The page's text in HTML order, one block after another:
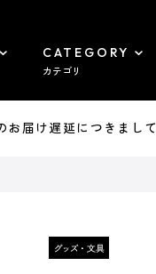
CATEGORY
カテゴリ
届け遅延につきまして